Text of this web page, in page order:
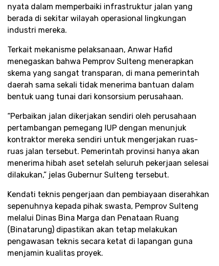
nyata dalam memperbaiki infrastruktur jalan yang
berada di sekitar wilayah operasional lingkungan
industri mereka.​
​Terkait mekanisme pelaksanaan, Anwar Hafid
menegaskan bahwa Pemprov Sulteng menerapkan
skema yang sangat transparan, di mana pemerintah
daerah sama sekali tidak menerima bantuan dalam
bentuk uang tunai dari konsorsium perusahaan.​
“Perbaikan jalan dikerjakan sendiri oleh perusahaan
pertambangan pemegang IUP dengan menunjuk
kontraktor mereka sendiri untuk mengerjakan ruas-
ruas jalan tersebut. Pemerintah provinsi hanya akan
menerima hibah aset setelah seluruh pekerjaan selesai
dilakukan,” jelas Gubernur Sulteng tersebut.​
​Kendati teknis pengerjaan dan pembiayaan diserahkan
sepenuhnya kepada pihak swasta, Pemprov Sulteng
melalui Dinas Bina Marga dan Penataan Ruang
(Binatarung) dipastikan akan tetap melakukan
pengawasan teknis secara ketat di lapangan guna
menjamin kualitas proyek.​